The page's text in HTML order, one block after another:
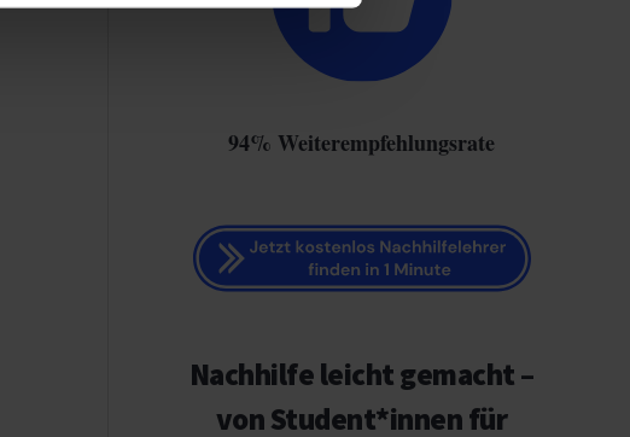
94% Weiterempfehlungsrate
Nachhilfe leicht gemacht –
von Student*innen für